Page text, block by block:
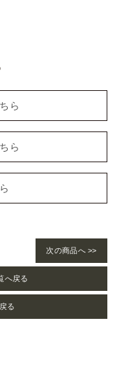
ら
ら
次の商品へ >>
へ戻る
る